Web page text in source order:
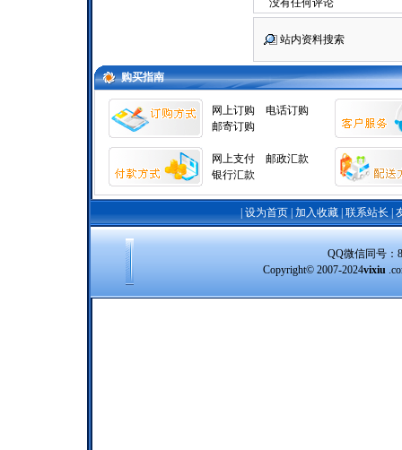
没有任何评论
站内资料搜索
购买指南
网上订购
电话订购
邮寄订购
网上支付
邮政汇款
银行汇款
设为首页| 加入收藏| 联系站长
QQ微信同号：
Copyright© 2007-2024vixiu